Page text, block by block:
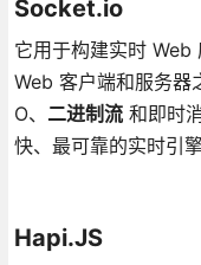
Socket.io
它用于构建实时 Web
Web 客户端和服务器
O、 二进制流和即时
快、最可靠的实时引
Hapi.JS